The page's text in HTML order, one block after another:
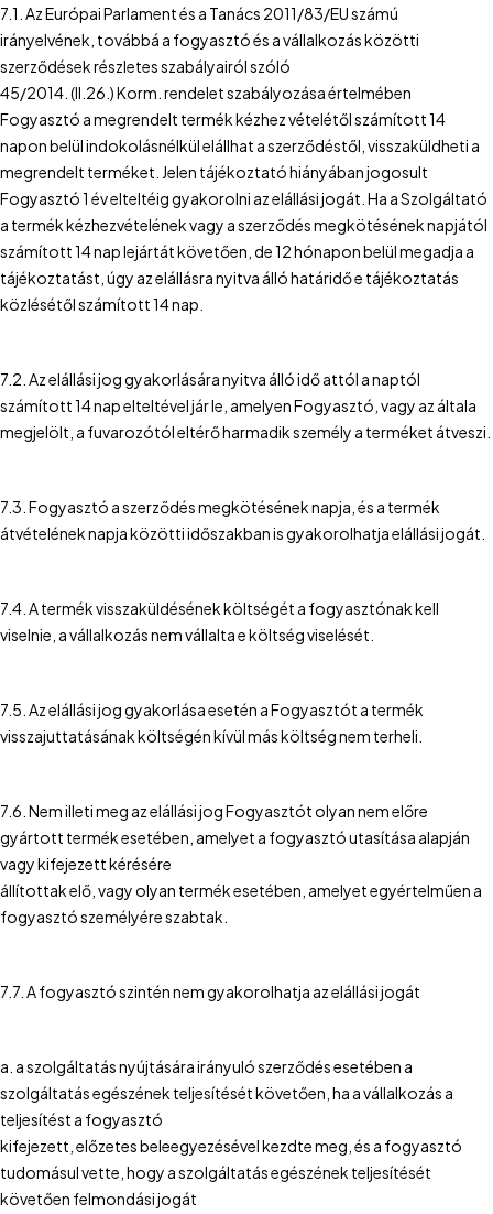
7.1. Az Európai Parlament és a Tanács 2011/83/EU számú
irányelvének, továbbá a fogyasztó és a vállalkozás közötti
szerződések részletes szabályairól szóló
45/2014. (II.26.) Korm. rendelet szabályozása értelmében
Fogyasztó a megrendelt termék kézhez vételétől számított 14
napon belül indokolásnélkül elállhat a szerződéstől, visszaküldheti a
megrendelt terméket. Jelen tájékoztató hiányában jogosult
Fogyasztó 1 év elteltéig gyakorolni az elállási jogát. Ha a Szolgáltató
a termék kézhezvételének vagy a szerződés megkötésének napjától
számított 14 nap lejártát követően, de 12 hónapon belül megadja a
tájékoztatást, úgy az elállásra nyitva álló határidő e tájékoztatás
közlésétől számított 14 nap.
7.2. Az elállási jog gyakorlására nyitva álló idő attól a naptól
számított 14 nap elteltével jár le, amelyen Fogyasztó, vagy az általa
megjelölt, a fuvarozótól eltérő harmadik személy a terméket átveszi.
7.3. Fogyasztó a szerződés megkötésének napja, és a termék
átvételének napja közötti időszakban is gyakorolhatja elállási jogát.
7.4. A termék visszaküldésének költségét a fogyasztónak kell
viselnie, a vállalkozás nem vállalta e költség viselését.
7.5. Az elállási jog gyakorlása esetén a Fogyasztót a termék
visszajuttatásának költségén kívül más költség nem terheli.
7.6. Nem illeti meg az elállási jog Fogyasztót olyan nem előre
gyártott termék esetében, amelyet a fogyasztó utasítása alapján
vagy kifejezett kérésére
állítottak elő, vagy olyan termék esetében, amelyet egyértelműen a
fogyasztó személyére szabtak.
7.7. A fogyasztó szintén nem gyakorolhatja az elállási jogát
a. a szolgáltatás nyújtására irányuló szerződés esetében a
szolgáltatás egészének teljesítését követően, ha a vállalkozás a
teljesítést a fogyasztó
kifejezett, előzetes beleegyezésével kezdte meg, és a fogyasztó
tudomásul vette, hogy a szolgáltatás egészének teljesítését
követően felmondási jogát